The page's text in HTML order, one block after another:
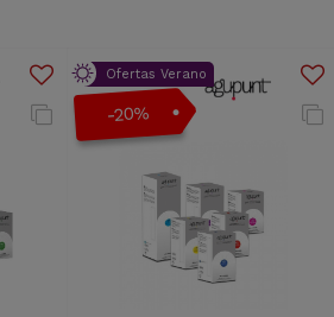
Ofertas Verano
-20%